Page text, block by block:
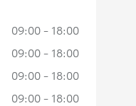
09:00 - 18:00
09:00 - 18:00
09:00 - 18:00
09:00 - 18:00